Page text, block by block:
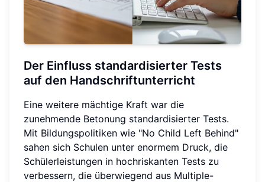
Der Einfluss standardisierter Tests
auf den Handschriftunterricht
Eine weitere mächtige Kraft war die
zunehmende Betonung standardisierter Tests.
Mit Bildungspolitiken wie "No Child Left Behind"
sahen sich Schulen unter enormem Druck, die
Schülerleistungen in hochriskanten Tests zu
verbessern, die überwiegend aus Multiple-